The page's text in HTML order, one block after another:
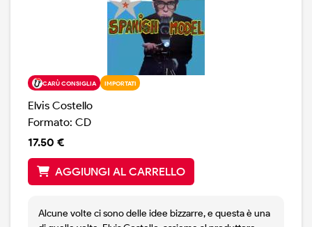
CARÙ CONSIGLIA IMPORTATI
Elvis Costello
Formato: CD
17.50 €
AGGIUNGI AL CARRELLO
Alcune volte ci sono delle idee bizzarre, e questa è una